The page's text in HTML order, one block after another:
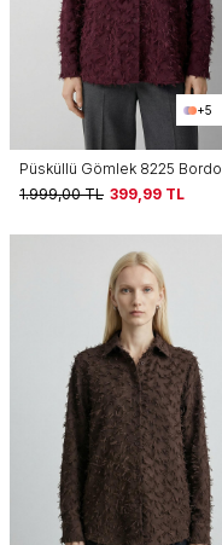
+5
Püsküllü Gömlek 8225 Bordo
1.999,00TL 399,99 TL